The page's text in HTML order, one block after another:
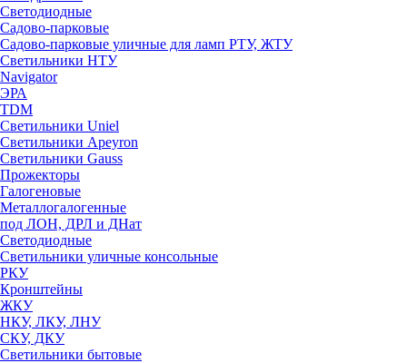
Светодиодные
Садово-парковые
Садово-парковые уличные для ламп РТУ, ЖТУ
Светильники НТУ
Navigator
ЭРА
TDM
Светильники Uniel
Светильники Apeyron
Светильники Gauss
Прожекторы
Галогеновые
Металлогалогенные
под ЛОН, ДРЛ и ДНат
Светодиодные
Светильники уличные консольные
РКУ
Кронштейны
ЖКУ
НКУ, ЛКУ, ЛНУ
СКУ, ДКУ
Светильники бытовые